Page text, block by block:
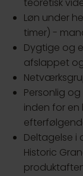
teoretisk
Løn under
timer) -
Dygtige og
afslappet
Personlig
inden for
Deltagelse i
Historic